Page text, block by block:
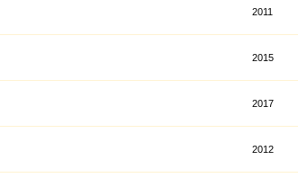
2011
2015
2017
2012